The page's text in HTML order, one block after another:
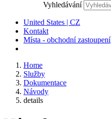
Vyhledávání
United States | CZ
Kontakt
Místa - obchodní zastoupení
Home
Služby
Dokumentace
Návody
details